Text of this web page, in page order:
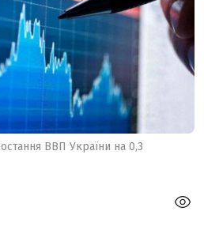
ВВП України на 0,3